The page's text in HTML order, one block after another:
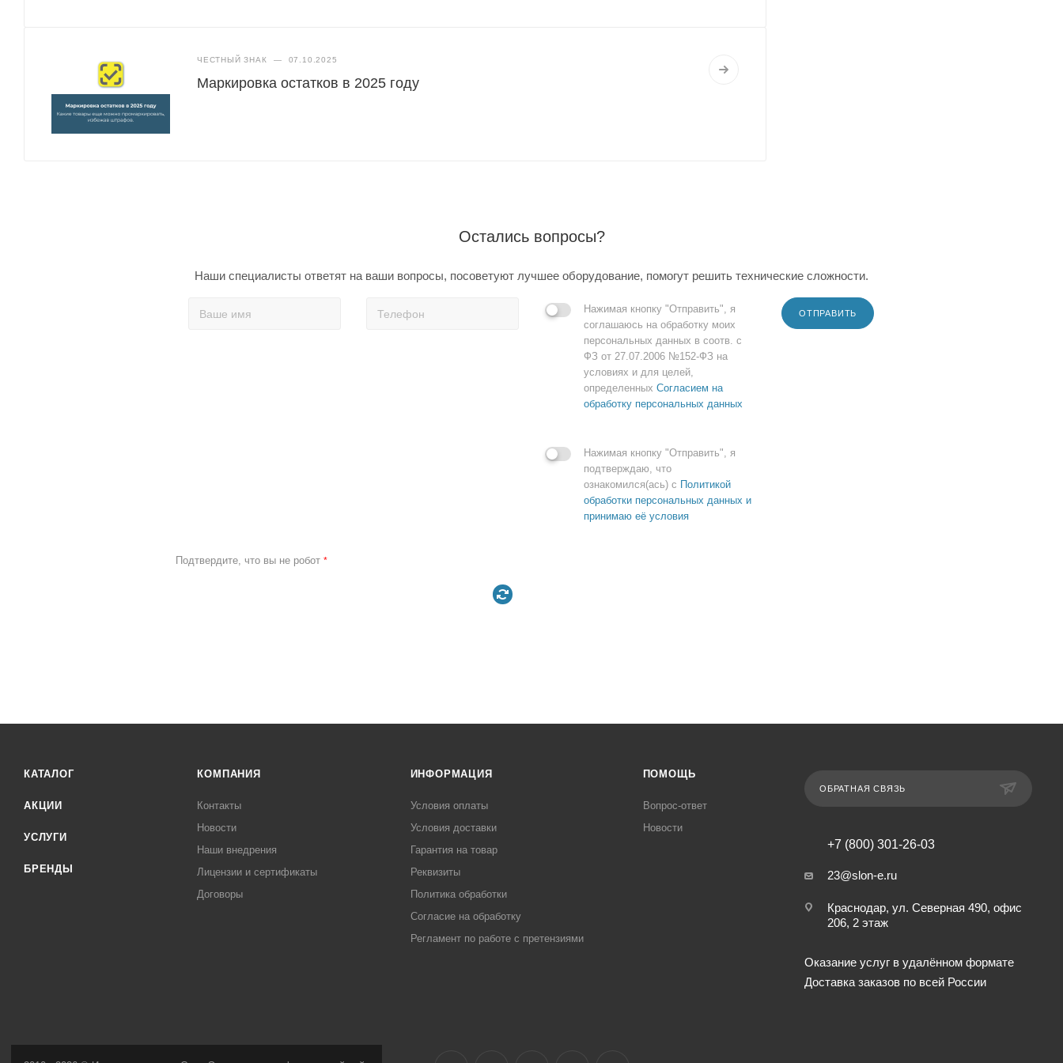
ЧЕСТНЫЙ ЗНАК — 07.10.2025
Маркировка остатков в 2025 году
Остались вопросы?
Наши специалисты ответят на ваши вопросы, посоветуют лучшее оборудование, помогут решить технические сложности.
Нажимая кнопку "Отправить", я
соглашаюсь на обработку моих
персональных данных в соотв. с
ФЗ от 27.07.2006 №152-ФЗ на
условиях и для целей,
определенных Согласием на
обработку персональных данных
Нажимая кнопку "Отправить", я
подтверждаю, что
ознакомился(ась) с Политикой
обработки персональных данных и
принимаю её условия
ОТПРАВИТЬ
Подтвердите, что вы не робот *
КАТАЛОГ
АКЦИИ
УСЛУГИ
БРЕНДЫ
КОМПАНИЯ
Контакты
Новости
Наши внедрения
Лицензии и сертификаты
Договоры
ИНФОРМАЦИЯ
Условия оплаты
Условия доставки
Гарантия на товар
Реквизиты
Политика обработки
Согласие на обработку
Регламент по работе с претензиями
ПОМОЩЬ
Вопрос-ответ
Новости
ОБРАТНАЯ СВЯЗЬ
+7 (800) 301-26-03
23@slon-e.ru
Краснодар, ул. Северная 490, офис
206, 2 этаж
Оказание услуг в удалённом формате
Доставка заказов по всей России